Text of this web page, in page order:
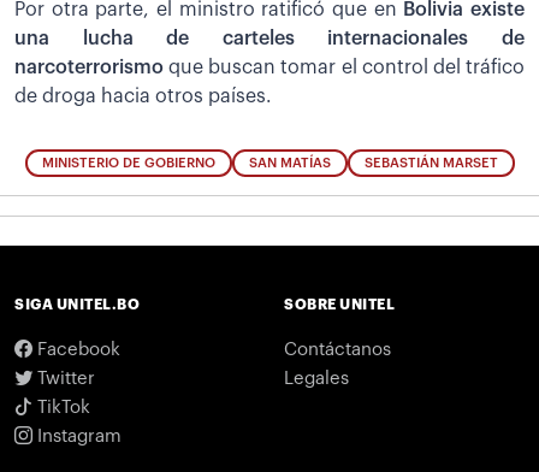
Por otra parte, el ministro ratificó que en Bolivia existe
una lucha de carteles internacionales de
narcoterrorismo que buscan tomar el control del tráfico
de droga hacia otros países.
MINISTERIO DE GOBIERNO SAN MATÍAS SEBASTIÁN MARSET
SIGA UNITEL.BO
Facebook
Twitter
TikTok
Instagram
SOBRE UNITEL
Contáctanos
Legales